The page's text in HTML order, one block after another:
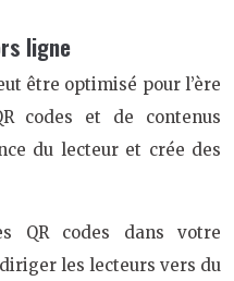
ligne
être optimisé pour l’ère
codes et de contenus
du lecteur et crée des
QR codes dans votre
les lecteurs vers du